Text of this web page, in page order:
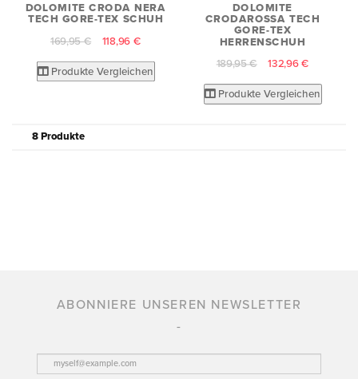
DOLOMITE CRODA NERA
TECH GORE-TEX SCHUH
169,95 € 118,96 €
Produkte Vergleichen
DOLOMITE
CRODAROSSA TECH
GORE-TEX
HERRENSCHUH
189,95 € 132,96 €
Produkte Vergleichen
8 Produkte
ABONNIERE UNSEREN NEWSLETTER